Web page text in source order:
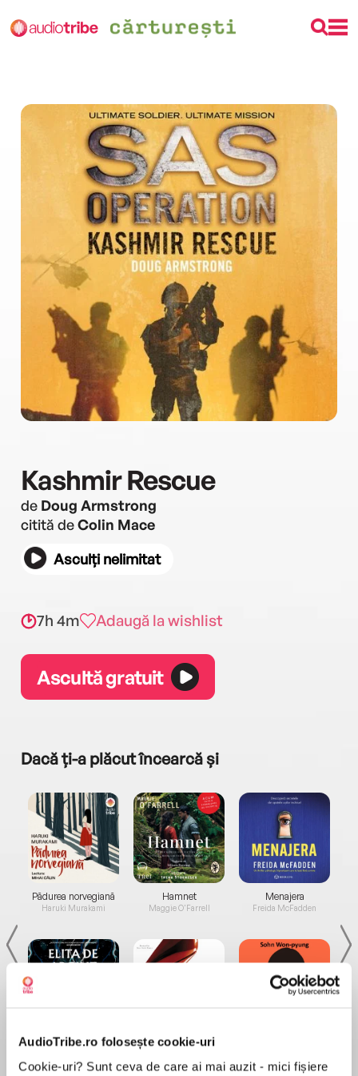
AudioTribe.ro folosește cookie-uri
Cookie-uri? Sunt ceva de care ai mai auzit - mici fișiere
Kashmir Rescue
de Doug Armstrong
citită deColin Mace
Asculți nelimitat
7h 4m Adaugă la wishlist
Ascultă gratuit
Dacă ți-a plăcut încearcă și
Pădurea norvegiană
Haruki Murakami
Elita de Argint (Elita
Hamnet
Maggie O'Farrell
Diavolul se îmbracă de
Menajera
Freida McFadden